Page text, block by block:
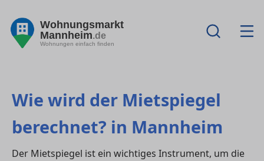
Wohnungsmarkt
Mannheim.de
Wohnungen einfach finden
Wie wird der Mietspiegel
berechnet? in Mannheim
Der Mietspiegel ist ein wichtiges Instrument, um die